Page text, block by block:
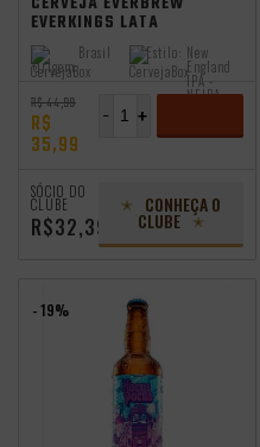
EVERKINGS LATA
473ML VL
Origem:
Brasil Estilo: New
England
IPA -
NEIPA
R$ 44,99
R$
35,99
+
-
SÓCIO DO
CLUBE
R$32,39
CONHEÇA O
CLUBE
- 19%